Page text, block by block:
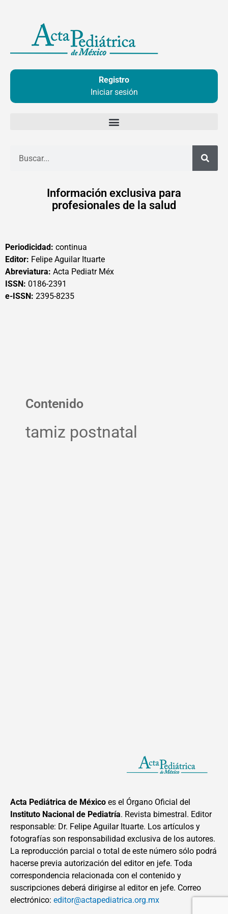
contenido
Registro
Iniciar sesión
Información exclusiva para
profesionales de la salud
Periodicidad: continua
Editor: Felipe Aguilar Ituarte
Abreviatura: Acta Pediatr Méx
ISSN: 0186-2391
e-ISSN: 2395-8235
Contenido
tamiz postnatal
Acta Pediátrica de México es el Órgano Oficial del
Instituto Nacional de Pediatría. Revista bimestral. Editor
responsable: Dr. Felipe Aguilar Ituarte. Los artículos y
fotografías son responsabilidad exclusiva de los autores.
La reproducción parcial o total de este número sólo podrá
hacerse previa autorización del editor en jefe. Toda
correspondencia relacionada con el contenido y
suscripciones deberá dirigirse al editor en jefe. Correo
electrónico: editor@actapediatrica.org.mx